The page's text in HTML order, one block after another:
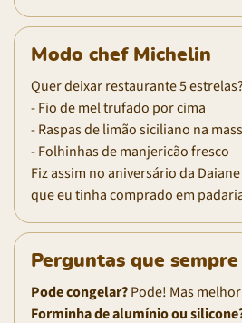
Modo chef Michelin
Quer deixar restaurante 5
- Fio de mel trufado por cima
- Raspas de limão siciliano na
- Folhinhas de manjericão fresco
Fiz assim no aniversário da
que eu tinha comprado em
Perguntas que
Pode congelar?Pode! Mas
Forminha de alumínio ou